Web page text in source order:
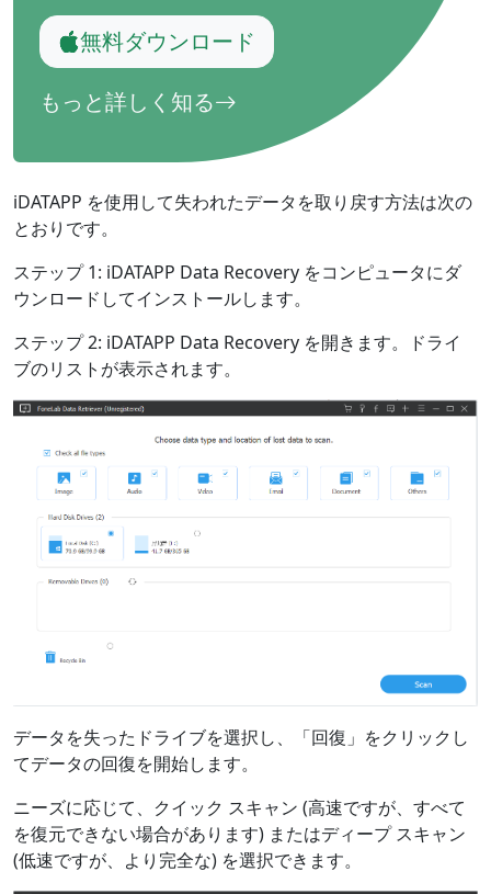
無料ダウンロード
もっと詳しく知る
iDATAPP を使用して失われたデータを取り戻す方法は次の
とおりです。
ステップ 1: iDATAPP Data Recovery をコンピュータにダ
ウンロードしてインストールします。
ステップ 2: iDATAPP Data Recovery を開きます。ドライ
ブのリストが表示されます。
データを失ったドライブを選択し、「回復」をクリックし
てデータの回復を開始します。
ニーズに応じて、クイック スキャン (高速ですが、すべて
を復元できない場合があります) またはディープ スキャン
(低速ですが、より完全な) を選択できます。